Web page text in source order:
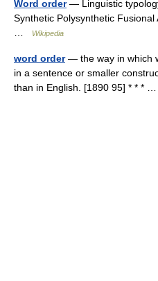
Word order— Linguistic
Synthetic Polysynthetic
Wikipedia
word order— the way in which
in a sentence or smaller
than in English. [1890 95] * * *